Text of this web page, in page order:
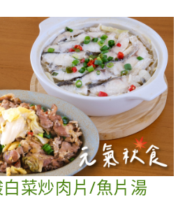
生活作息，盡量避免外界汙染
充分運動與補給水份，還有什
夯夯🔔
】食材
適合的麵包)
白菜炒肉片/魚片湯